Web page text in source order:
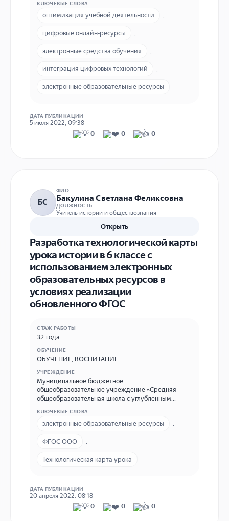
г.Кирово-Чепецк, пр. Мира, д.52 (83361)54093
секретарь E-mail школы: gimns1@mail.ru E-mail
КЛЮЧЕВЫЕ СЛОВА
оптимизация учебной деятельности ,
цифровые онлайн-ресурсы
электронные средства обучения
интеграция цифровых технологий
электронные образовательные ресурсы
ДАТА ПУБЛИКАЦИИ
5 июля 2022, 09:38
0
0 0
БС
ФИО
Бакулина Светлана Феликсовна
ДОЛЖНОСТЬ
Учитель истории и обществознания
Открыть
Разработка технологической карты
урока истории в 6 классе с
использованием электронных
образовательных ресурсов в
условиях реализации
обновленного ФГОС
СТАЖ РАБОТЫ
32 года
ОБУЧЕНИЕ
ОБУЧЕНИЕ, ВОСПИТАНИЕ
УЧРЕЖДЕНИЕ
Муниципальное бюджетное
общеобразовательное учреждение «Средняя
общеобразовательная школа с углубленным
Кирова, телефон ОУ – 31-78-13, E-mail –
swetlfb@yandex.ru
КЛЮЧЕВЫЕ СЛОВА
электронные образовательные ресурсы
ФГОС ООО
Технологическая карта урока
ДАТА ПУБЛИКАЦИИ
20 апреля 2022, 08:18
0
0 0